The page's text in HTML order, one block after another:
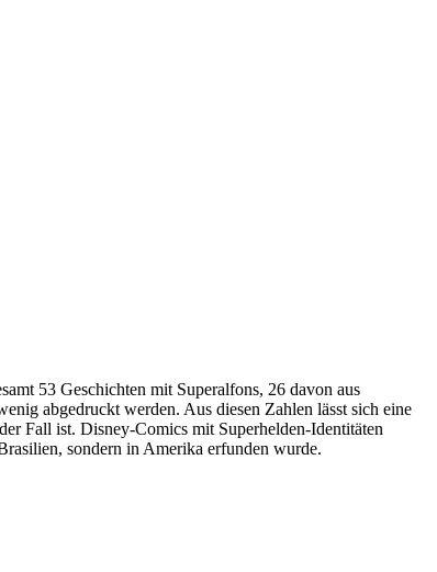
53 Geschichten mit Superalfons, 26 davon aus
abgedruckt werden. Aus diesen Zahlen lässt sich eine
der Fall ist. Disney-Comics mit Superhelden-Identitäten
sondern in Amerika erfunden wurde.